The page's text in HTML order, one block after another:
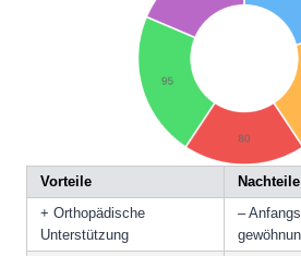
Vorteile
Nachteile
+ Orthopädische
Unterstützung
–